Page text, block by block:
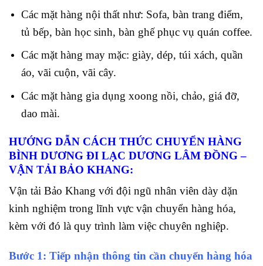
Các mặt hàng nội thất như: Sofa, bàn trang điểm,
tủ bếp, bàn học sinh, bàn ghế phục vụ quán coffee.
Các mặt hàng may mặc: giày, dép, túi xách, quần
áo, vãi cuộn, vãi cây.
Các mặt hàng gia dụng xoong nồi, chảo, giá đỡ,
dao mài.
HƯỚNG DẪN CÁCH THỨC CHUYỂN HÀNG
BÌNH DƯƠNG ĐI LẠC DƯƠNG LÂM ĐỒNG –
VẬN TẢI BẢO KHANG:
Vận tải Bảo Khang với đội ngũ nhân viên dày dặn
kinh nghiệm trong lĩnh vực vận chuyển hàng hóa,
kèm với đó là quy trình làm việc chuyên nghiệp.
Bước 1: Tiếp nhận thông tin cần chuyển hàng hóa